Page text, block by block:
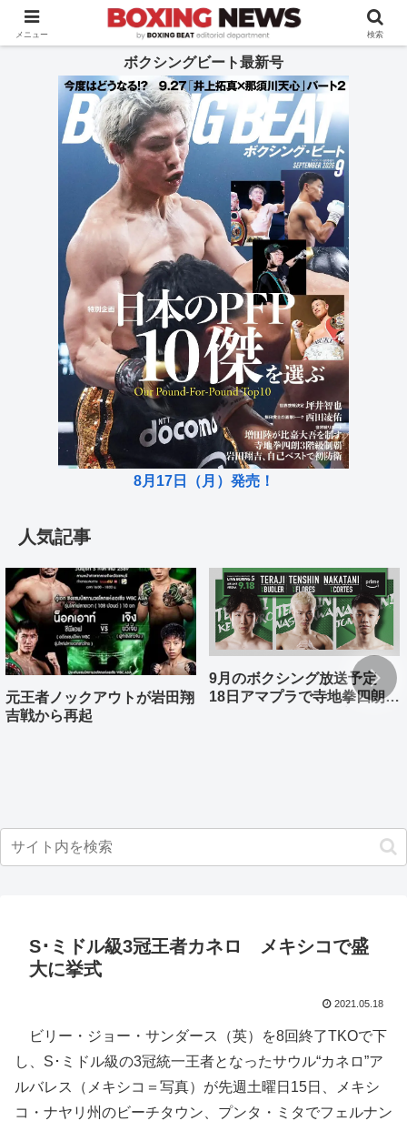
BOXING BEAT [ボクシング・ビート] 公式サイト
ボクシングビート最新号
8月17日（月）発売！
人気記事
元王者ノックアウトが岩田翔
吉戦から再起
9月のボクシング放送予定
18日アマプラで寺地拳四朗、
S･ミドル級3冠王者カネロ メキシコで盛
大に挙式
2021.05.18
ビリー・ジョー・サンダース（英）を8回終了TKOで下
し、S･ミドル級の3冠統一王者となったサウル“カネロ”ア
ルバレス（メキシコ＝写真）が先週土曜日15日、メキシ
コ・ナヤリ州のビーチタウン、プンタ・ミタでフェルナン
メニュー 検索